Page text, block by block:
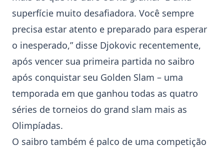
superfície muito desafiadora. Você sempre
precisa estar atento e preparado para esperar
o inesperado,” disse Djokovic recentemente,
após vencer sua primeira partida no saibro
após conquistar seu Golden Slam – uma
temporada em que ganhou todas as quatro
séries de torneios do grand slam mais as
Olimpíadas.
O saibro também é palco de uma competição